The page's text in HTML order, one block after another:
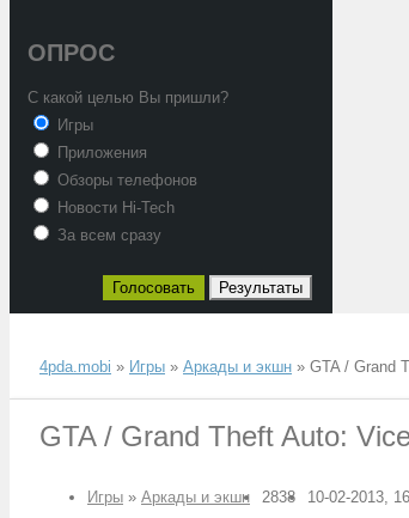
ОПРОС
С какой целью Вы пришли?
Игры
Приложения
Обзоры телефонов
Новости Hi-Tech
За всем сразу
Голосовать Результаты
4pda.mobi » Игры » Аркады и экшн » GTA / Grand
GTA / Grand Theft Auto:
Игры » Аркады и экшн 2838 10-02-2013,